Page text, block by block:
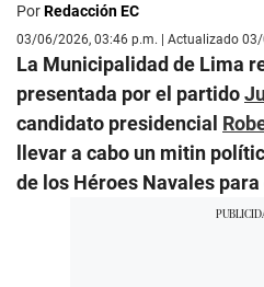
PorRedacción EC
03/06/2026, 03:46 p.m. | Actualizado
La Municipalidad de Lima
presentada por el partido
candidato presidencial
llevar a cabo un mitin
de los Héroes Navales